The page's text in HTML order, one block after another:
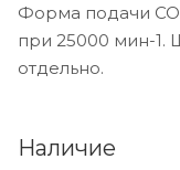
Форма подачи
при 25000 мин-1.
отдельно.
Наличие